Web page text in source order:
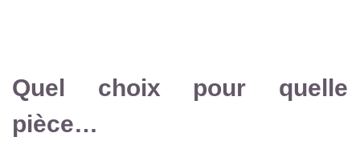
Quel choix pour quelle
pièce…